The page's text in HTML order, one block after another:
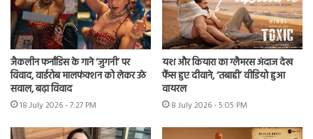
जैकलीन फर्नांडिस के गाने ‘जुगनी’ पर
विवाद, वार्डरोब मालफंक्शन को लेकर उठे
सवाल, बढ़ा विवाद
18 July 2026 - 7:27 PM
यश और कियारा का ग्लैमरस अंदाज देख
फैंस हुए दीवाने, ‘तबाही’ वीडियो हुआ
वायरल
8 July 2026 - 5:05 PM